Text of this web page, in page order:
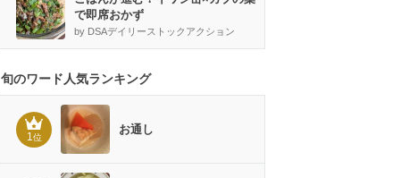
で即席おかず
by DSAデイリーストックアクション
旬のワード人気ランキング
1位
お通し